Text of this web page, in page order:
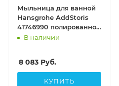
Мыльница для ванной
Hansgrohe AddStoris
41746990 полированное
золото
В наличии
8 083 Руб.
КУПИТЬ